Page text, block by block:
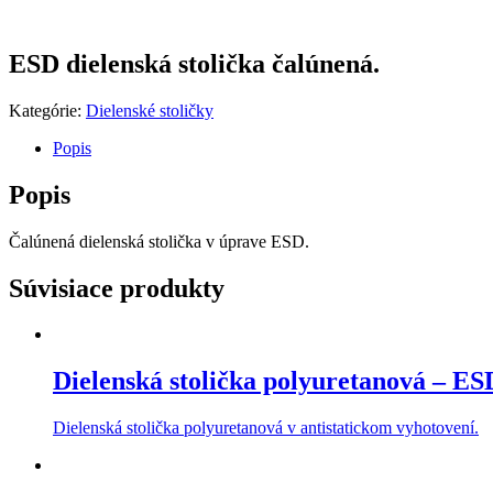
ESD dielenská stolička čalúnená.
Kategórie: Dielenské stoličky
Popis
Popis
Čalúnená dielenská stolička v úprave ESD.
Súvisiace produkty
Dielenská stolička polyuretanová –
Dielenská stolička polyuretanová v antistatickom vyhotovení.